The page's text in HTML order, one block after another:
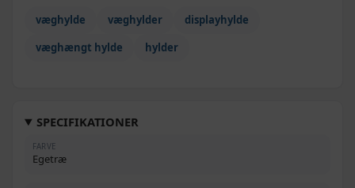
væghylde
væghylder
displayhylde
væghængt hylde
hylder
SPECIFIKATIONER
FARVE
Egetræ